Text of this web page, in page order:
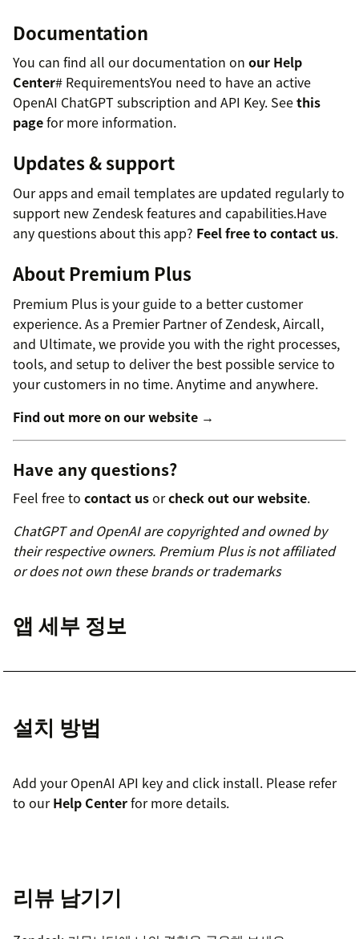
Documentation
You can find all our documentation on our Help
Center# RequirementsYou need to have an active
OpenAI ChatGPT subscription and API Key. Seethis
pagefor more information.
Updates & support
Our apps and email templates are updated regularly to
support new Zendesk features and capabilities.Have
any questions about this app? Feel free to contact us.
About Premium Plus
Premium Plus is your guide to a better customer
experience. As a Premier Partner of Zendesk, Aircall,
and Ultimate, we provide you with the right processes,
tools, and setup to deliver the best possible service to
your customers in no time. Anytime and anywhere.
Find out more on our website →
Have any questions?
Feel free to contact usorcheck out our website.
ChatGPT and OpenAI are copyrighted and owned by
their respective owners. Premium Plus is not affiliated
or does not own these brands or trademarks
앱 세부 정보
설치 방법
Add your OpenAI API key and click install. Please refer
to ourHelp Centerfor more details.
리뷰 남기기